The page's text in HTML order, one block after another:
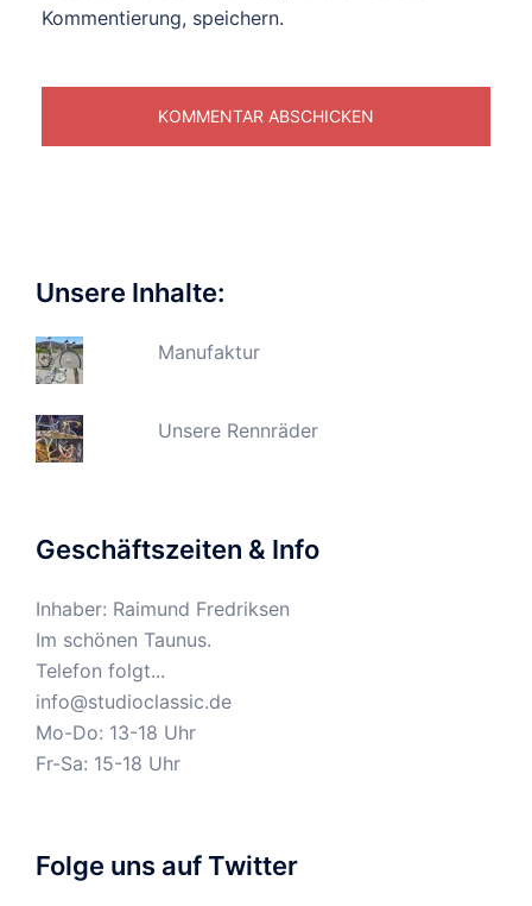
Kommentierung, speichern.
Unsere Inhalte:
Manufaktur
Unsere Rennräder
Geschäftszeiten & Info
Inhaber: Raimund Fredriksen
Im schönen Taunus.
Telefon folgt...
info@studioclassic.de
Mo-Do: 13-18 Uhr
Fr-Sa: 15-18 Uhr
Folge uns auf Twitter